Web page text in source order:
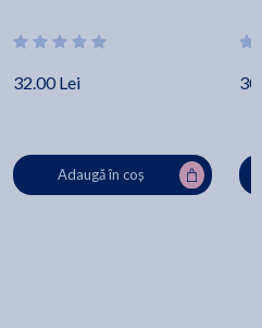
32.00 Lei
Adaugă în coș